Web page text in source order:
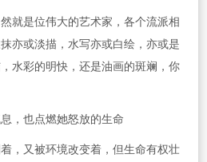
是位伟大的艺术家，各个流派相
亦或淡描，水写亦或白绘，亦或是
水彩的明快，还是油画的斑斓，你
也点燃她怒放的生命
又被环境改变着，但生命有权壮